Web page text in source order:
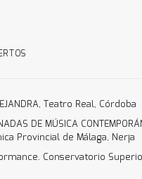
Teatro Real, Córdoba
DE MÚSICA
Provincial de Málaga, Nerja
Conservatorio